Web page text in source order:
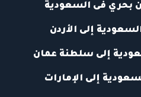
فى السعودية
إلى الأردن
إلى سلطنة عمان
إلى الإمارات